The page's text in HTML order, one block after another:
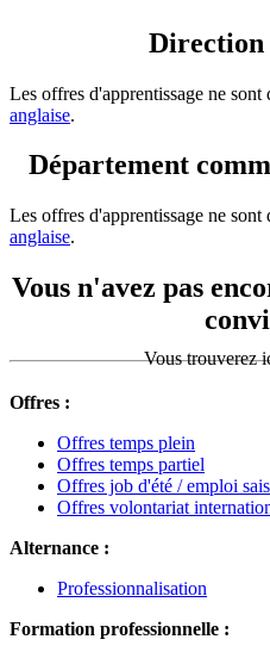
Direction
Les offres d'apprentissage ne
anglaise.
Département
Les offres d'apprentissage ne
anglaise.
Vous n'avez pas
Vous trouverez
Offres :
Offres temps plein
Offres temps partiel
Offres job d'été / emploi
Offres volontariat
Alternance :
Professionnalisation
Formation professionnelle :